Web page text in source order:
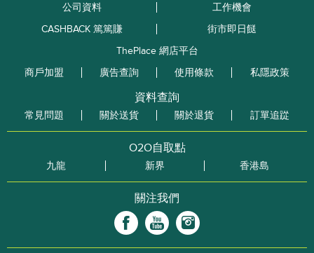
公司資料
工作機會
CASHBACK 篤篤賺
街市即日餸
ThePlace 網店平台
商戶加盟
廣告查詢 使用條款 私隱政策
資料查詢
常見問題 關於送貨 關於退貨 訂單追踨
O2O自取點
九龍 新界 香港島
關注我們